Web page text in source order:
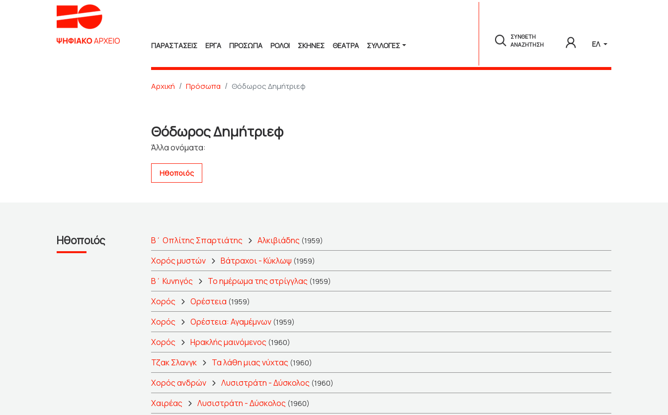
ΠΑΡΑΣΤΑΣΕΙΣ ΕΡΓΑ ΠΡΟΣΩΠΑ ΡΟΛΟΙ ΣΚΗΝΕΣ ΘΕΑΤΡΑ ΣΥΛΛΟΓΈΣ
ΣΥΝΘΕΤΗ
ΑΝΑΖΗΤΗΣΗ
ΕΛ
Αρχική Πρόσωπα Θόδωρος Δημήτριεφ
Θόδωρος Δημήτριεφ
Άλλα ονόματα:
Ηθοποιός
Ηθοποιός Β΄ Οπλίτης Σπαρτιάτης Αλκιβιάδης (1959)
Χορός μυστών Βάτραχοι - Κύκλωψ (1959)
Β΄ Κυνηγός Το ημέρωμα της στρίγγλας (1959)
Χορός Ορέστεια (1959)
Χορός Ορέστεια: Αγαμέμνων (1959)
Χορός Ηρακλής μαινόμενος (1960)
Τζακ Σλανγκ Τα λάθη μιας νύχτας (1960)
Χορός ανδρών Λυσιστράτη - Δύσκολος (1960)
Χαιρέας Λυσιστράτη - Δύσκολος (1960)